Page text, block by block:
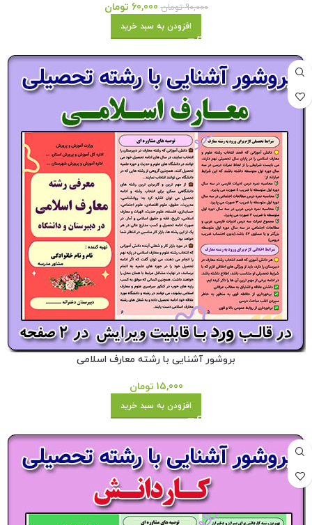
90,000 تومان 60,000 تومان
افزودن به سبد خرید
بروشور آشنایی با رشته معارف اسلامی
15,000 تومان
افزودن به سبد خرید